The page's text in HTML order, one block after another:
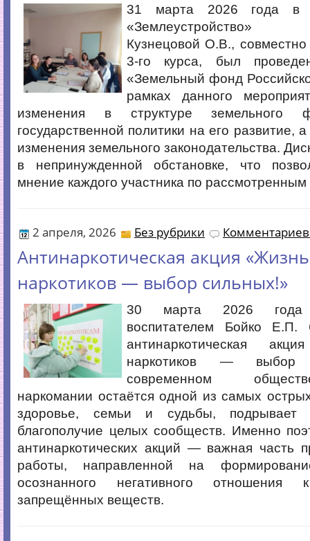
31 марта 2026 года в
«Землеустройство»
Кузнецовой О.В.,
3-го курса, был
«Земельный фонд
рамках данного
изменения в структуре земельного
государственной политики на его развитие,
изменения земельного законодательства.
в непринужденной обстановке, что
мнение каждого участника по
2 апреля, 2026 Без рубрики Комментариев
Антинаркотическая акция
наркотиков — выбор сильных!»
30 марта 2026 года
воспитателем Бойко Е.П.
антинаркотическая
наркотиков — выбор
современном
наркомании остаётся одной из самых
здоровье, семьи и судьбы, подрывает
благополучие целых сообществ. Именно
антинаркотических акций — важная часть
работы, направленной на
осознанного негативного отношения
запрещённых веществ.